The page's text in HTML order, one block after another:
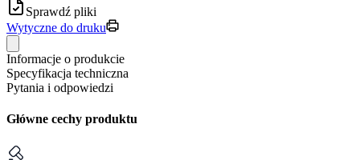
Sprawdź pliki
Wytyczne do druku
Informacje o produkcie
Specyfikacja techniczna
Pytania i odpowiedzi
Główne cechy produktu